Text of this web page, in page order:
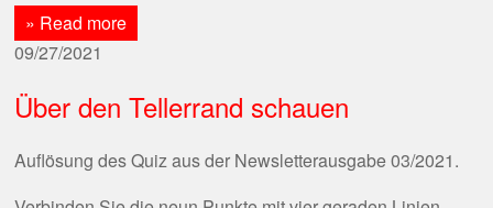
» Read more
09/27/2021
Über den Tellerrand schauen
Auflösung des Quiz aus der Newsletterausgabe 03/2021.